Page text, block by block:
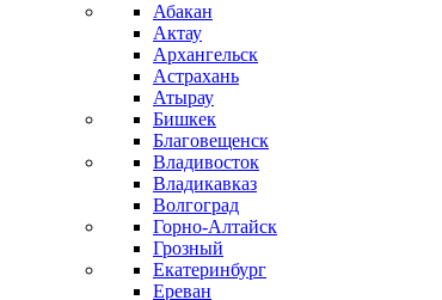
Абакан
Актау
Архангельск
Астрахань
Атырау
Бишкек
Благовещенск
Владивосток
Владикавказ
Волгоград
Горно-Алтайск
Грозный
Екатеринбург
Ереван